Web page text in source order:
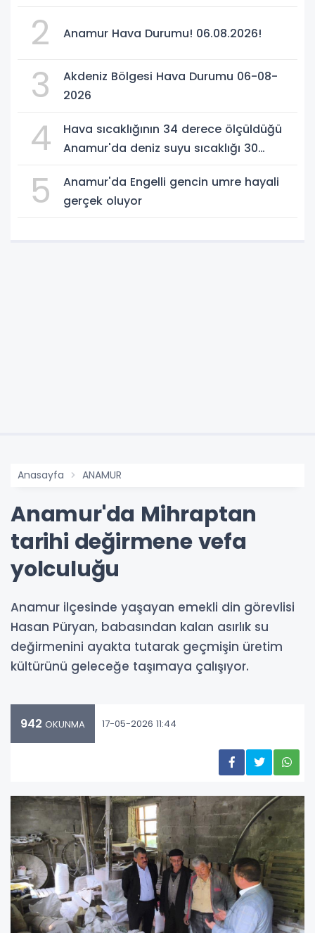
2
Anamur Hava Durumu! 06.08.2026!
3
Akdeniz Bölgesi Hava Durumu 06-08-
2026
4
Hava sıcaklığının 34 derece ölçüldüğü
Anamur'da deniz suyu sıcaklığı 30
5
Anamur'da Engelli gencin umre hayali
gerçek oluyor
Anasayfa ANAMUR
Anamur'da Mihraptan
tarihi değirmene vefa
yolculuğu
Anamur ilçesinde yaşayan emekli din görevlisi
Hasan Püryan, babasından kalan asırlık su
değirmenini ayakta tutarak geçmişin üretim
kültürünü geleceğe taşımaya çalışıyor.
942 OKUNMA 17-05-2026 11:44